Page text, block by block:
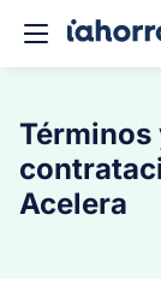
Términos
Acelera